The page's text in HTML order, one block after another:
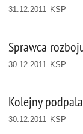
31.12.2011 KSP
Sprawca
30.12.2011 KSP
Kolejny
30.12.2011 KSP